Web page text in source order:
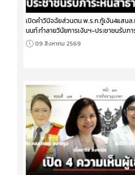
เปิดคำวินิจฉัยส่วนตน พ.ร.ก.กู้เงิน4แสนล
นนท์:ทำลายวินัยการเงินฯ-ประชาชนรับภา
09 สิงหาคม 2569